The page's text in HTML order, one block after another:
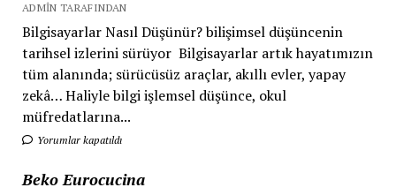
ADMIN TARAFINDAN
Bilgisayarlar Nasıl Düşünür? bilişimsel düşüncenin
tarihsel izlerini sürüyor Bilgisayarlar artık hayatımızın
tüm alanında; sürücüsüz araçlar, akıllı evler, yapay
zekâ… Haliyle bilgi işlemsel düşünce, okul
müfredatlarına...
Yorumlar kapatıldı
Beko Eurocucina